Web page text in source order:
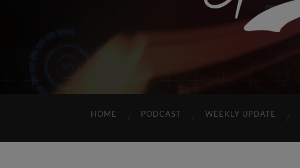
HOME PODCAST WEEKLY UPDATE